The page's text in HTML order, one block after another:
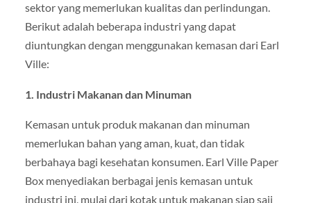
sektor yang memerlukan kualitas dan perlindungan.
Berikut adalah beberapa industri yang dapat
diuntungkan dengan menggunakan kemasan dari Earl
Ville:
1. Industri Makanan dan Minuman
Kemasan untuk produk makanan dan minuman
memerlukan bahan yang aman, kuat, dan tidak
berbahaya bagi kesehatan konsumen. Earl Ville Paper
Box menyediakan berbagai jenis kemasan untuk
industri ini, mulai dari kotak untuk makanan siap saji